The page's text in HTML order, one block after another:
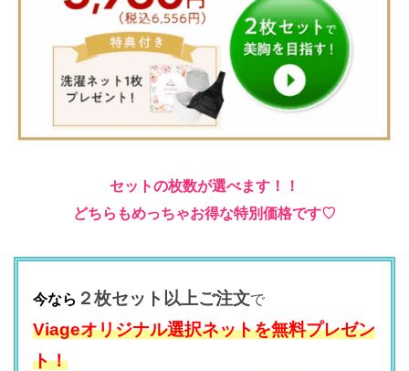
セットの枚数が選べます！！
どちらもめっちゃお得な特別価格です♡
今なら ２枚セット以上ご注文で
Viageオリジナル選択ネットを無料プレゼン
ト！